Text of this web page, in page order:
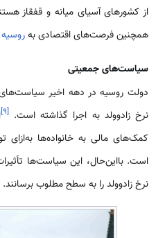
از کشورهای آسیای میانه و قفقاز
همچنین فرصت‌های اقتصادی بهروسیه
سیاست‌های جمعیتی
دولت روسیه در دهه اخیر
نرخ زادوولد به اجرا گذاشته است.[۹]
کمک‌های مالی به خانواده‌ها به‌ازای
است. بااین‌حال، این سیاست‌ها
نرخ زادوولد را به سطح مطلوب برسانند.